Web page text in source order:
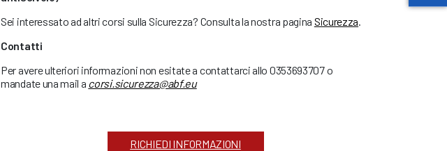
Sei interessato ad altri corsi sulla Sicurezza? Consulta la nostra pagina Sicurezza
Contatti
Per avere ulteriori informazioni non esitate a contattarci allo 0353693707 o
mandate una mail a corsi.sicurezza@abf.eu
RICHIEDI INFORMAZIONI